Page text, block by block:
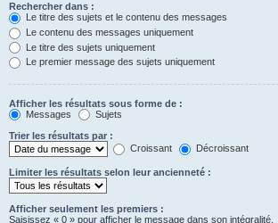
Rechercher dans :
Le titre des sujets et le contenu des messages
Le contenu des messages uniquement
Le titre des sujets uniquement
Le premier message des sujets uniquement
Afficher les résultats sous forme de :
Messages
Sujets
Trier les résultats par :
Croissant
Décroissant
Limiter les résultats selon leur ancienneté :
Afficher seulement les premiers :
Saisissez « 0 » pour afficher le message dans son intégralité.